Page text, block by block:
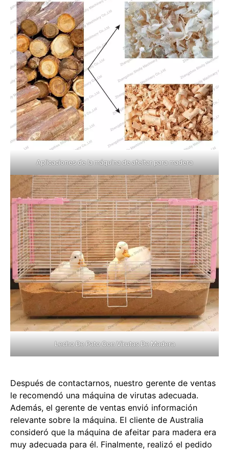
Aplicaciones de la máquina de afeitar para madera
Lecho De Pato Con Virutas De Madera
Después de contactarnos, nuestro gerente de ventas
le recomendó una máquina de virutas adecuada.
Además, el gerente de ventas envió información
relevante sobre la máquina. El cliente de Australia
consideró que la máquina de afeitar para madera era
muy adecuada para él. Finalmente, realizó el pedido